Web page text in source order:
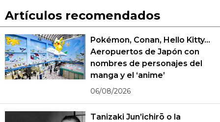
Artículos recomendados
Pokémon, Conan, Hello Kitty...
Aeropuertos de Japón con
nombres de personajes del
manga y el ‘anime’
06/08/2026
Tanizaki Jun’ichirō o la